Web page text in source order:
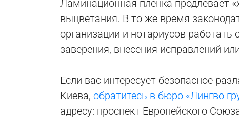
Ламинационная пленка продлевает
выцветания. В то же время
организации и нотариусов
заверения, внесения исправлений
Если вас интересует безопасное
Киева, обратитесь в бюро «Лингво
адресу: проспект Европейского